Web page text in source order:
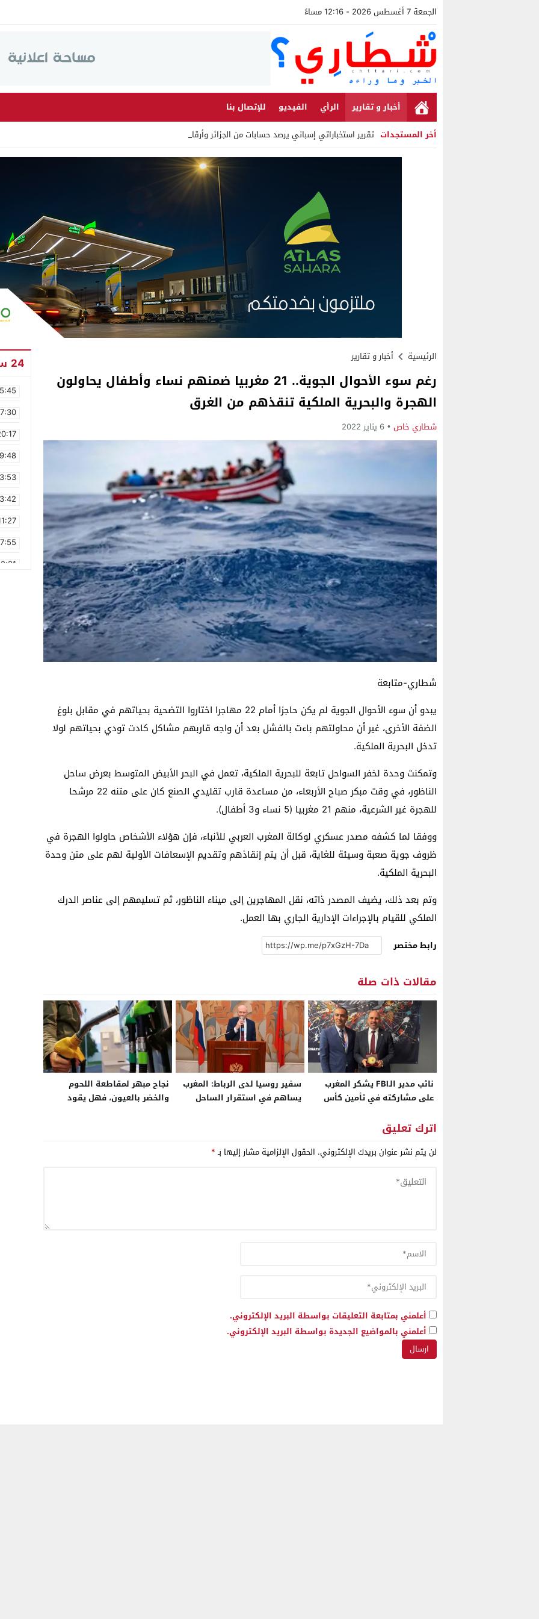
الجمعة 7 أغسطس 2026 - 12:16 مساءً
أخبار و تقارير الرأي الفيديو
للإتصال بنا
أخر المستجدات تقرير استخباراتي إسباني يرصد حسابات من الجزائر وأرقاما بـ”213+” _
Stop
الرئيسية أخبار و تقارير
رغم سوء الأحوال الجوية.. 21 مغربيا ضمنهم نساء وأطفال يحاولون
الهجرة والبحرية الملكية تنقذهم من الغرق
شطاري خاص 6 يناير 2022
شطاري-متابعة
يبدو أن سوء الأحوال الجوية لم يكن حاجزا أمام 22 مهاجرا اختاروا التضحية بحياتهم في مقابل بلوغ
الضفة الأخرى، غير أن محاولتهم باءت بالفشل بعد أن واجه قاربهم مشاكل كادت تودي بحياتهم لولا
تدخل البحرية الملكية.
وتمكنت وحدة لخفر السواحل تابعة للبحرية الملكية، تعمل في البحر الأبيض المتوسط بعرض ساحل
الناظور، في وقت مبكر صباح الأربعاء، من مساعدة قارب تقليدي الصنع كان على متنه 22 مرشحا
للهجرة غير الشرعية، منهم 21 مغربيا (5 نساء و3 أطفال).
ووفقا لما كشفه مصدر عسكري لوكالة المغرب العربي للأنباء، فإن هؤلاء الأشخاص حاولوا الهجرة في
ظروف جوية صعبة وسيئة للغاية، قبل أن يتم إنقاذهم وتقديم الإسعافات الأولية لهم على متن وحدة
البحرية الملكية.
وتم بعد ذلك، يضيف المصدر ذاته، نقل المهاجرين إلى ميناء الناظور، ثم تسليمهم إلى عناصر الدرك
الملكي للقيام بالإجراءات الإدارية الجاري بها العمل.
رابط مختصر
مقالات ذات صلة
نائب مدير الـFBI يشكر المغرب
على مشاركته في تأمين كأس
سفير روسيا لدى الرباط: المغرب
يساهم في استقرار الساحل
نجاح مبهر لمقاطعة اللحوم
والخضر بالعيون، فهل يقود
اترك تعليق
لن يتم نشر عنوان بريدك الإلكتروني. الحقول الإلزامية مشار إليها بـ*
أعلمني بمتابعة التعليقات بواسطة البريد الإلكتروني.
أعلمني بالمواضيع الجديدة بواسطة البريد الإلكتروني.
24 ساعة